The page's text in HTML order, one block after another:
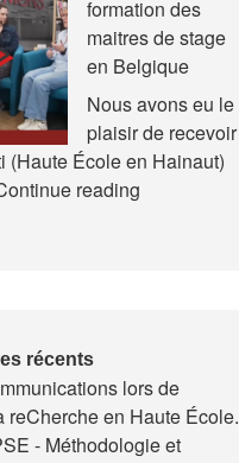
et
en
Formation
(AREF)
formation des
maitres de stage
en Belgique
Nous avons eu le
plaisir de recevoir
(Haute École en Hainaut)
reading
stage
en
Belgique
récents
lors de
reCherche en Haute École.
- Méthodologie et